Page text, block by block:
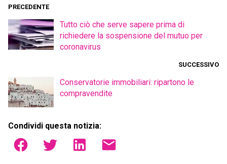
PRECEDENTE
Tutto ciò che serve sapere prima di
richiedere la sospensione del mutuo per
coronavirus
SUCCESSIVO
Conservatorie immobiliari: ripartono le
compravendite
Condividi questa notizia: